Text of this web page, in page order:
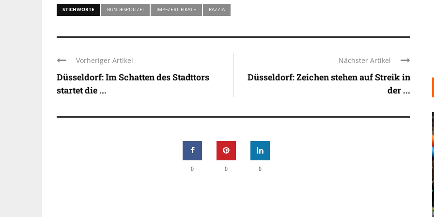
STICHWORTE BUNDESPOLIZEI IMPFZERTIFIKATE RAZZIA
Vorheriger Artikel
Düsseldorf: Im Schatten des Stadttors
startet die ...
Nächster Artikel
Düsseldorf: Zeichen stehen auf Streik in
der ...
0 0 0